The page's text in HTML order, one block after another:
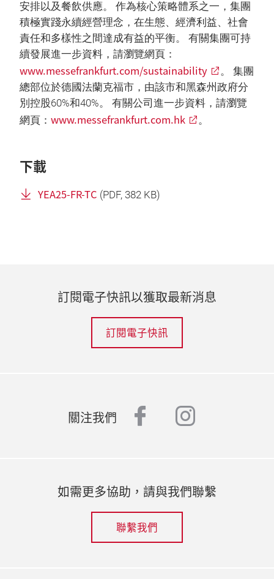
安排以及餐飲供應。 作為核心策略體系之一，集團
積極實踐永續經營理念，在生態、經濟利益、社會
責任和多樣性之間達成有益的平衡。 有關集團可持
續發展進一步資料，請瀏覽網頁：
www.messefrankfurt.com/sustainability
。 集團
總部位於德國法蘭克福市，由該市和黑森州政府分
別控股60%和40%。 有關公司進一步資料，請瀏覽
網頁： www.messefrankfurt.com.hk 。
下載
YEA25-FR-TC (PDF, 382 KB)
訂閱電子快訊以獲取最新消息
訂閱電子快訊
關注我們 facebook
如需更多協助，請與我們聯繫
聯繫我們